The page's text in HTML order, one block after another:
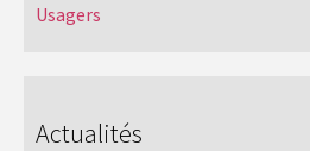
Usagers
Actualités